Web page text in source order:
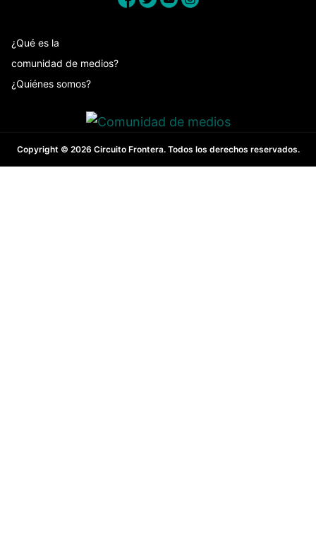
¿Qué es la
comunidad de medios?
¿Quiénes somos?
Copyright © 2026 Circuito Frontera. Todos los derechos reservados.